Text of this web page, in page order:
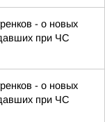
- о новых
при ЧС
- о новых
при ЧС